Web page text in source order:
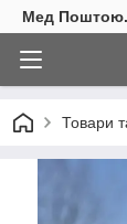
Мед Поштою.
Товари